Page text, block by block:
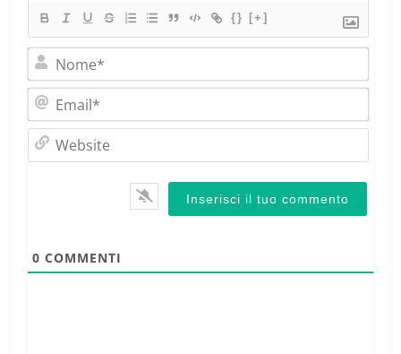
{} [+]
0 COMMENTI